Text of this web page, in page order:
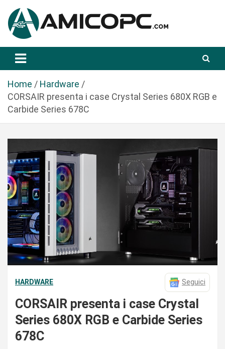
a
Amicopc.com
Home
Hardware
CORSAIR presenta i case Crystal Series 680X RGB e
Carbide Series 678C
HARDWARE Seguici
CORSAIR presenta i case Crystal
Series 680X RGB e Carbide Series
678C